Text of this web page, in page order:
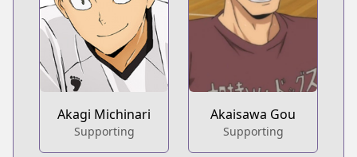
Akagi Michinari
Supporting
Akaisawa Gou
Supporting